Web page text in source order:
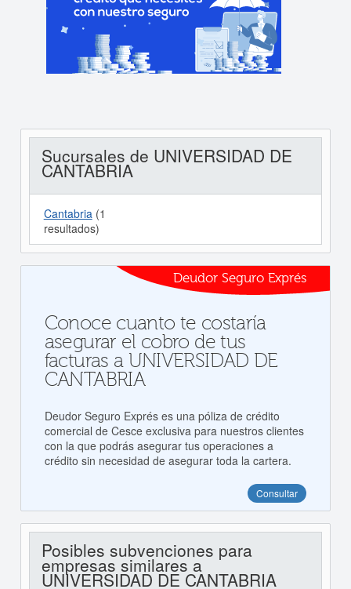
Sucursales de UNIVERSIDAD DE
CANTABRIA
Cantabria(1
resultados)
Deudor Seguro Exprés
Conoce cuanto te costaría
asegurar el cobro de tus
facturas a UNIVERSIDAD DE
CANTABRIA
Deudor Seguro Exprés es una póliza de crédito
comercial de Cesce exclusiva para nuestros clientes
con la que podrás asegurar tus operaciones a
crédito sin necesidad de asegurar toda la cartera.
Consultar
Posibles subvenciones para
empresas similares a
UNIVERSIDAD DE CANTABRIA